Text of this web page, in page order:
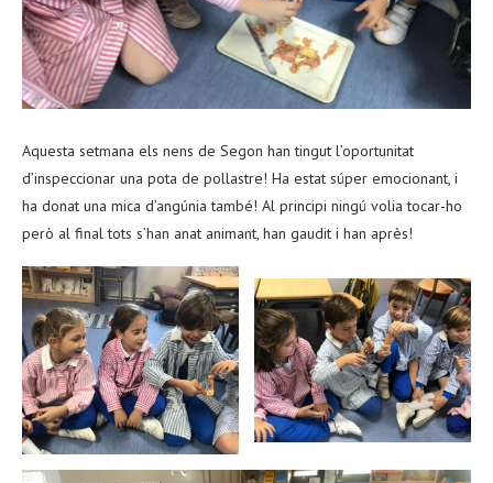
Aquesta setmana els nens de Segon han tingut l’oportunitat
d’inspeccionar una pota de pollastre! Ha estat súper emocionant, i
ha donat una mica d’angúnia també! Al principi ningú volia tocar-ho
però al final tots s’han anat animant, han gaudit i han après!